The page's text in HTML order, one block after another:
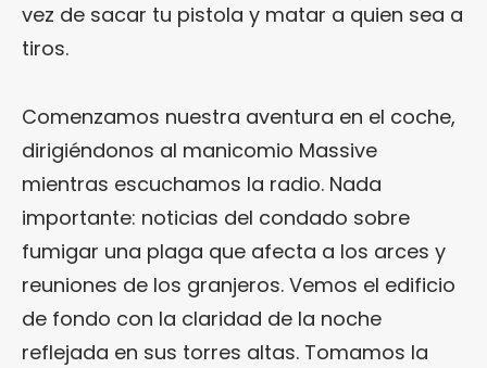
vez de sacar tu pistola y matar a quien sea a
tiros.
Comenzamos nuestra aventura en el coche,
dirigiéndonos al manicomio Massive
mientras escuchamos la radio. Nada
importante: noticias del condado sobre
fumigar una plaga que afecta a los arces y
reuniones de los granjeros. Vemos el edificio
de fondo con la claridad de la noche
reflejada en sus torres altas. Tomamos la